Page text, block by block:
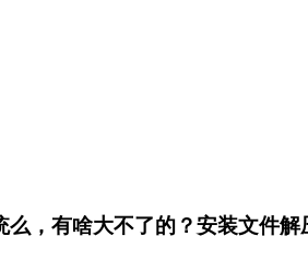
，有啥大不了的？安装文件